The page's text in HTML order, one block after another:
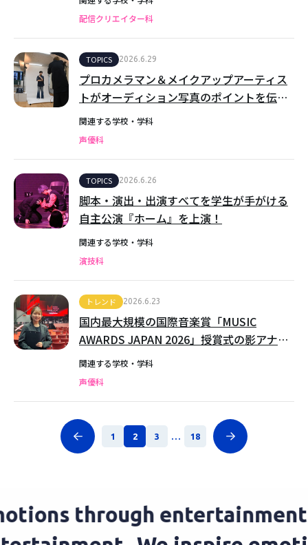
配信クリエイター科
TOPICS 2026.6.29
プロカメラマン＆メイクアップアーティス
トがオーディション写真のポイントを伝
授！
関連する学校・学科
声優科
TOPICS 2026.6.26
脚本・演出・出演すべてを学生が手がける
自主公演『ホーム』を上演！
関連する学校・学科
演技科
トレンド 2026.6.23
国内最大規模の国際音楽賞「MUSIC
AWARDS JAPAN 2026」授賞式の影アナウ
ンスを担当！
関連する学校・学科
声優科
1 2 3 ... 18
through entertainment.